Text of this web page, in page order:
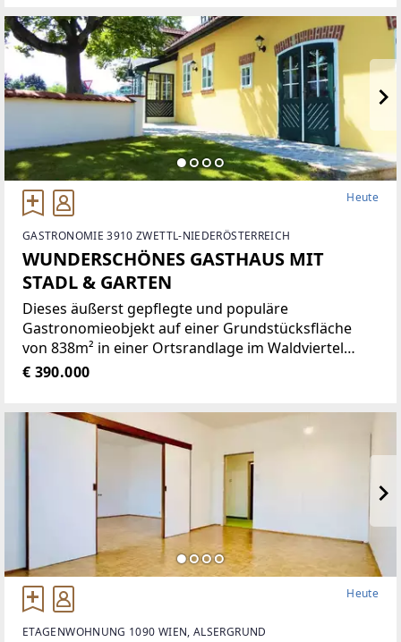
Heute
GASTRONOMIE 3910 ZWETTL-NIEDERÖSTERREICH
WUNDERSCHÖNES GASTHAUS MIT
STADL & GARTEN
Dieses äußerst gepflegte und populäre
Gastronomieobjekt auf einer Grundstücksfläche
von 838m² in einer Ortsrandlage im Waldviertel
bietet eine Vielzahl von Nutzungsmöglichkeiten wie
€ 390.000
Heute
ETAGENWOHNUNG 1090 WIEN, ALSERGRUND